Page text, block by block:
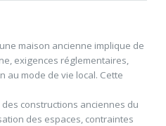
maison ancienne implique de
exigences réglementaires,
au mode de vie local. Cette
constructions anciennes du
des espaces, contraintes